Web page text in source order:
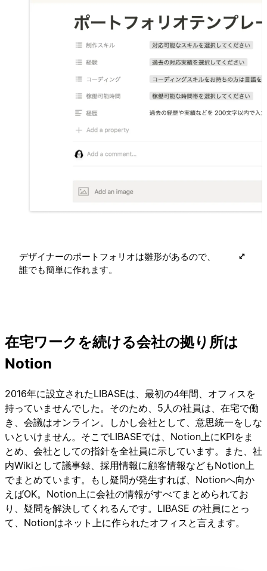
デザイナーのポートフォリオは雛形があるので、
誰でも簡単に作れます。
在宅ワークを続ける会社の拠り所は
Notion
2016年に設立されたLIBASEは、最初の4年間、オフィスを
持っていませんでした。そのため、5人の社員は、在宅で働
き、会議はオンライン。しかし会社として、意思統一をしな
いといけません。そこでLIBASEでは、Notion上にKPIをま
とめ、会社としての指針を全社員に示しています。また、社
内Wikiとして議事録、採用情報に顧客情報などもNotion上
でまとめています。もし疑問が発生すれば、Notionへ向か
えばOK。Notion上に会社の情報がすべてまとめられてお
り、疑問を解決してくれるんです。LIBASE の社員にとっ
て、Notionはネット上に作られたオフィスと言えます。